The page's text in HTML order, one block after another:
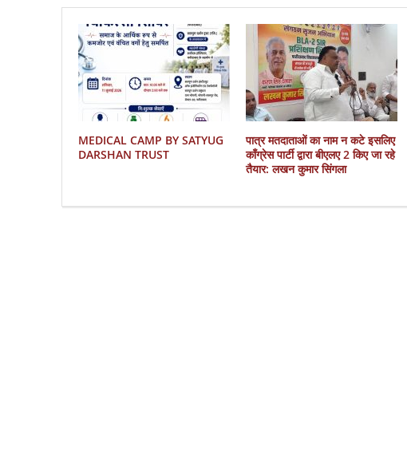
MEDICAL CAMP BY SATYUG
DARSHAN TRUST
पात्र मतदाताओं का नाम न कटे इसलिए
काँग्रेस पार्टी द्वारा बीएलए 2 किए जा रहे
तैयार: लखन कुमार सिंगला